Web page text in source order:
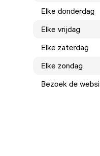
Elke donderdag
Elke vrijdag
Elke zaterdag
Elke zondag
Bezoek de